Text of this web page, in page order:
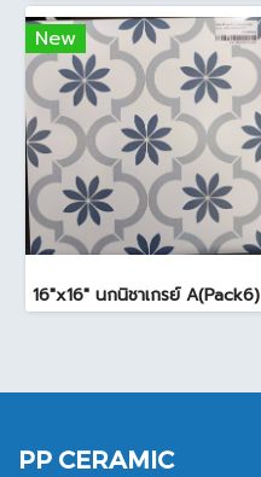
New
16"x16" นกนิชาเกรย์ A(Pack6)
PP CERAMIC